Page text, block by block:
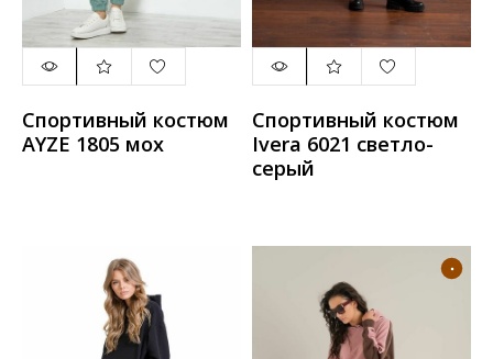
Спортивный костюм
AYZE 1805 мох
Спортивный костюм
Ivera 6021 светло-
серый